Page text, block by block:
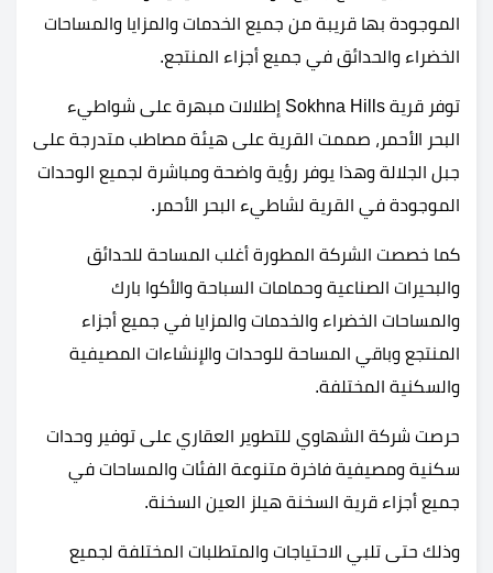
الموجودة بها قريبة من جميع الخدمات والمزايا والمساحات
الخضراء والحدائق في جميع أجزاء المنتجع.
توفر قرية Sokhna Hills إطلالات مبهرة على شواطيء
البحر الأحمر، صممت القرية على هيئة مصاطب متدرجة على
جبل الجلالة وهذا يوفر رؤية واضحة ومباشرة لجميع الوحدات
الموجودة في القرية لشاطيء البحر الأحمر.
كما خصصت الشركة المطورة أغلب المساحة للحدائق
والبحيرات الصناعية وحمامات السباحة والأكوا بارك
والمساحات الخضراء والخدمات والمزايا في جميع أجزاء
المنتجع وباقي المساحة للوحدات والإنشاءات المصيفية
والسكنية المختلفة.
حرصت شركة الشهاوي للتطوير العقاري على توفير وحدات
سكنية ومصيفية فاخرة متنوعة الفئات والمساحات في
جميع أجزاء قرية السخنة هيلز العين السخنة.
وذلك حتى تلبي الاحتياجات والمتطلبات المختلفة لجميع